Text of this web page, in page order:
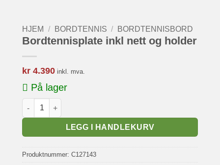
HJEM / BORDTENNIS / BORDTENNISBORD
Bordtennisplate inkl nett og holder
kr 4.390 inkl. mva.
På lager
Bordtennisplate inkl nett og holder antall
LEGG I HANDLEKURV
Produktnummer: C127143